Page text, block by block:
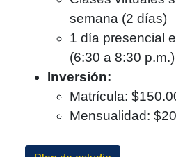
semana (2 días)
1 día presencial
(6:30 a 8:30 p.m.)
Inversión:
Matrícula:
Mensualidad: